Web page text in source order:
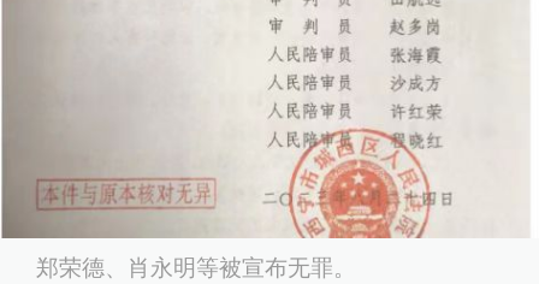
郑荣德、肖永明等被宣布无罪。